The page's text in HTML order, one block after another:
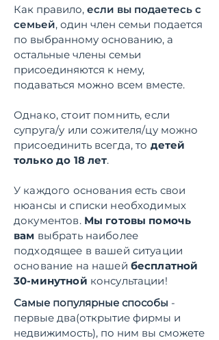
Как правило, если вы подаетесь с
семьей, один член семьи подается
по выбранному основанию, а
остальные члены семьи
присоединяются к нему,
подаваться можно всем вместе.
Однако, стоит помнить, если
супруга/у или сожителя/цу можно
присоединить всегда, то детей
только до 18 лет.
У каждого основания есть свои
нюансы и списки необходимых
документов. Мы готовы помочь
вам выбрать наиболее
подходящее в вашей ситуации
основание на нашей бесплатной
30-минутной консультации!
Самые популярные способы -
первые два(открытие фирмы и
недвижимость), по ним вы сможете